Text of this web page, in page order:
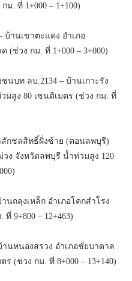
. ที่ 1+000 – 1+100)
บ้านเขาตะแคง อำเภอ
(ช่วง กม. ที่ 1+000 – 3+000)
นบท ลบ.2134 – บ้านเกาะรัง
มสูง 80 เซนติเมตร (ช่วง กม. ที่
สักชลสิทธิ์ฝั่งซ้าย (ตอนลพบุรี)
ง จังหวัดลพบุรี น้ำท่วมสูง 120
นถลุงเหล็ก อำเภอโคกสำโรง
9+800 – 12+463)
านหนองสรวง อำเภอชัยบาดาล
(ช่วง กม. ที่ 8+000 – 13+140)